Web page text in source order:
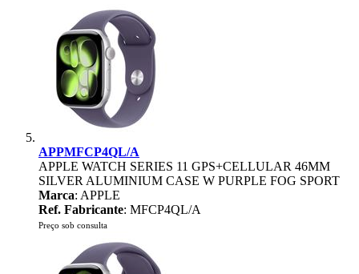
APPMFCP4QL/A
APPLE WATCH SERIES 11 GPS+CELLULAR 46MM
SILVER ALUMINIUM CASE W PURPLE FOG SPORT
Marca: APPLE
Ref. Fabricante: MFCP4QL/A
Preço sob consulta